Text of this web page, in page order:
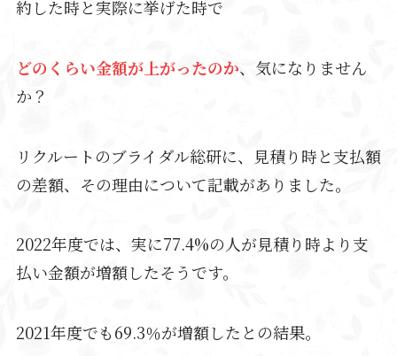
約した時と実際に挙げた時で
どのくらい金額が上がったのか、気になりません
か？
リクルートのブライダル総研に、見積り時と支払額
の差額、その理由について記載がありました。
2022年度では、実に77.4%の人が見積り時より支
払い金額が増額したそうです。
2021年度でも69.3％が増額したとの結果。